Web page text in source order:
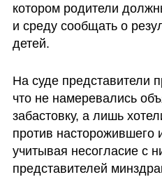
котором родители
и среду сообщать о
детей.
На суде представители
что не намеревались
забастовку, а лишь
против насторожившего
учитывая несогласие с
представителей